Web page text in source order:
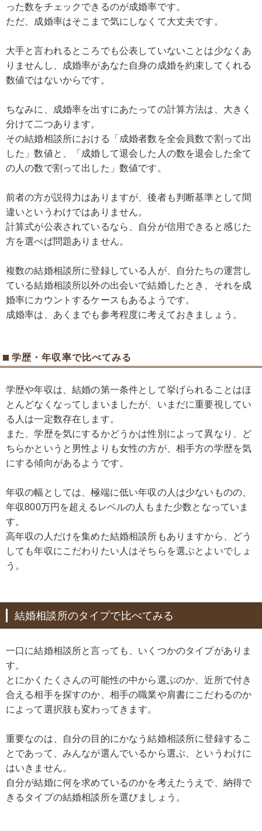
った数をチェックできるのが成婚率です。
ただ、成婚率はそこまで気にしなくて大丈夫です。
大手と言われるところでも公表していないことは少なくあ
りませんし、成婚率があなた自身の成婚を約束してくれる
数値ではないからです。
ちなみに、成婚率を出すにあたっての計算方法は、大きく
分けて二つあります。
その結婚相談所における「成婚者数を全会員数で割って出
した」数値と、「成婚して退会した人の数を退会した全て
の人の数で割って出した」数値です。
前者の方が説得力はありますが、後者も判断基準として間
違いというわけではありません。
計算式が公表されているなら、自分が信用できると感じた
方を選べば問題ありません。
複数の結婚相談所に登録している人が、自分たちの運営し
ている結婚相談所以外の出会いで結婚したとき、それを成
婚率にカウントするケースもあるようです。
成婚率は、あくまでも参考程度に考えておきましょう。
学歴・年収率で比べてみる
学歴や年収は、結婚の第一条件として挙げられることはほ
とんどなくなってしまいましたが、いまだに重要視してい
る人は一定数存在します。
また、学歴を気にするかどうかは性別によって異なり、ど
ちらかというと男性よりも女性の方が、相手方の学歴を気
にする傾向があるようです。
年収の幅としては、極端に低い年収の人は少ないものの、
年収800万円を超えるレベルの人もまた少数となっていま
す。
高年収の人だけを集めた結婚相談所もありますから、どう
しても年収にこだわりたい人はそちらを選ぶとよいでしょ
う。
結婚相談所のタイプで比べてみる
一口に結婚相談所と言っても、いくつかのタイプがありま
す。
とにかくたくさんの可能性の中から選ぶのか、近所で付き
合える相手を探すのか、相手の職業や肩書にこだわるのか
によって選択肢も変わってきます。
重要なのは、自分の目的にかなう結婚相談所に登録するこ
とであって、みんなが選んでいるから選ぶ、というわけに
はいきません。
自分が結婚に何を求めているのかを考えたうえで、納得で
きるタイプの結婚相談所を選びましょう。